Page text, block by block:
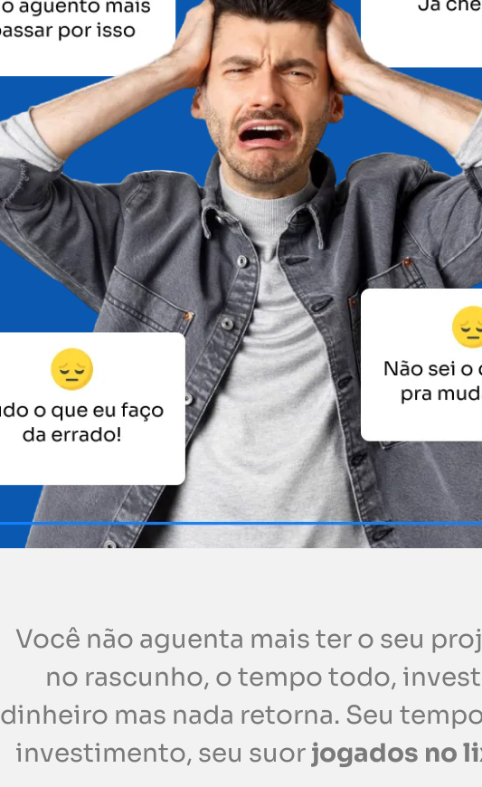
Você não aguenta mais ter o seu
no rascunho, o tempo todo,
dinheiro mas nada retorna. Seu
investimento, seu suor jogados no